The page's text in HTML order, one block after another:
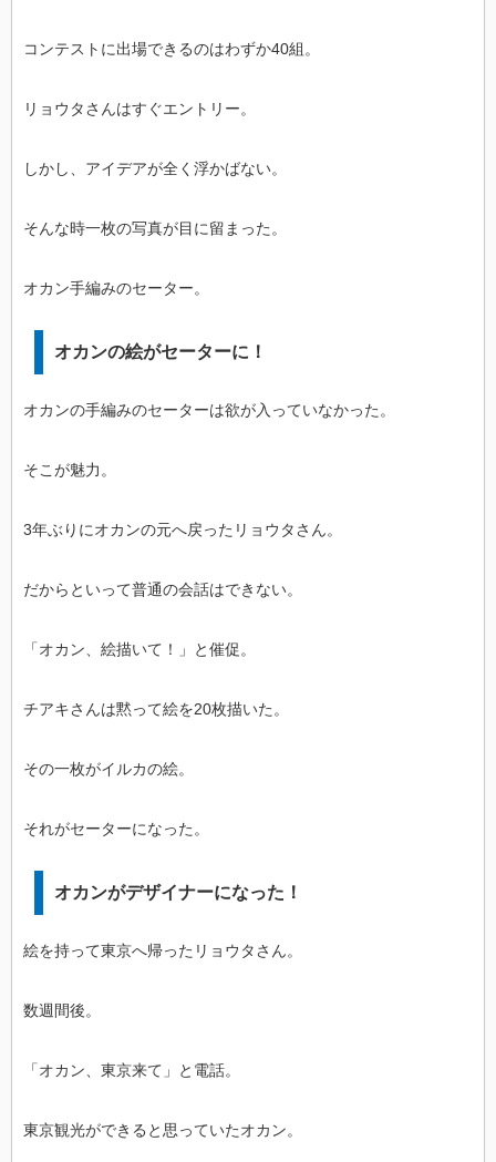
コンテストに出場できるのはわずか40組。
リョウタさんはすぐエントリー。
しかし、アイデアが全く浮かばない。
そんな時一枚の写真が目に留まった。
オカン手編みのセーター。
オカンの絵がセーターに！
オカンの手編みのセーターは欲が入っていなかった。
そこが魅力。
3年ぶりにオカンの元へ戻ったリョウタさん。
だからといって普通の会話はできない。
「オカン、絵描いて！」と催促。
チアキさんは黙って絵を20枚描いた。
その一枚がイルカの絵。
それがセーターになった。
オカンがデザイナーになった！
絵を持って東京へ帰ったリョウタさん。
数週間後。
「オカン、東京来て」と電話。
東京観光ができると思っていたオカン。